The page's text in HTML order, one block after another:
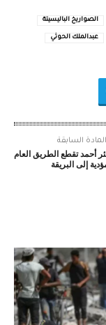
الصواريخ الباليسيتة
عبدالملك الحوثي
المادة السابقة
أحمد تقطع الطريق العام
إلى البريقة